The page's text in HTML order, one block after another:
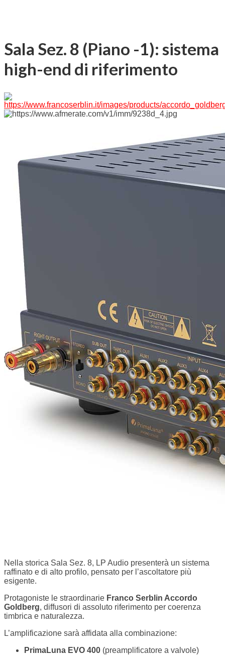
Sala Sez. 8 (Piano -1): sistema
high-end di riferimento
Nella storica Sala Sez. 8, LP Audio presenterà un sistema
raffinato e di alto profilo, pensato per l’ascoltatore più
esigente.
Protagoniste le straordinarie Franco Serblin Accordo
Goldberg, diffusori di assoluto riferimento per coerenza
timbrica e naturalezza.
L’amplificazione sarà affidata alla combinazione:
PrimaLuna EVO 400 (preamplificatore a valvole)